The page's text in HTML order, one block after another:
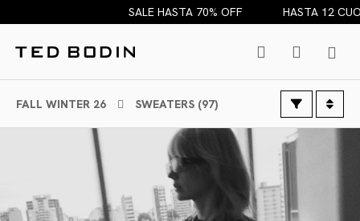
SALE HASTA 70% OFF HASTA 12 CUOTAS
FALL WINTER 26 SWEATERS (97)